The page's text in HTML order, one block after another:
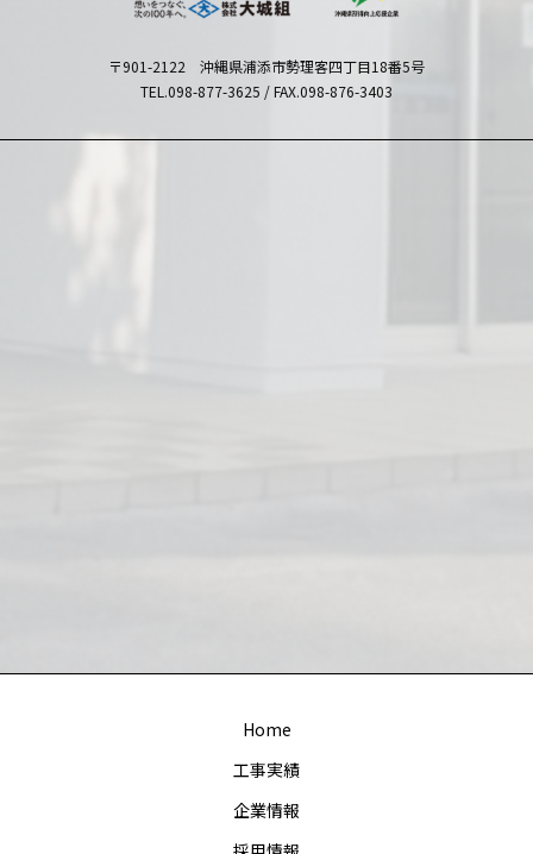
〒901-2122 沖縄県浦添市勢理客四丁目18番5号
TEL.098-877-3625 / FAX.098-876-3403
Home
工事実績
企業情報